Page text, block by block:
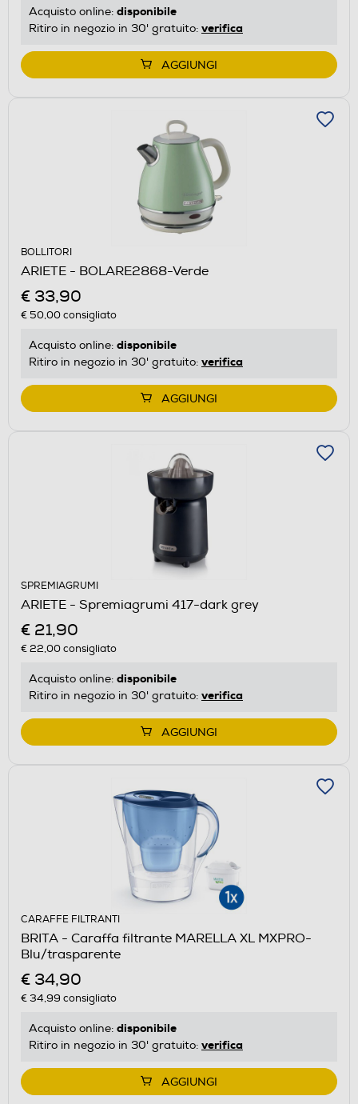
Acquisto online: disponibile
Ritiro in negozio in 30' gratuito: verifica
AGGIUNGI
BOLLITORI
ARIETE - BOLARE2868-Verde
€ 33,90
€ 50,00consigliato
Acquisto online: disponibile
Ritiro in negozio in 30' gratuito: verifica
AGGIUNGI
SPREMIAGRUMI
ARIETE - Spremiagrumi 417-dark grey
€ 21,90
€ 22,00consigliato
Acquisto online: disponibile
Ritiro in negozio in 30' gratuito: verifica
AGGIUNGI
CARAFFE FILTRANTI
BRITA - Caraffa filtrante MARELLA XL MXPRO-
Blu/trasparente
€ 34,90
€ 34,99 consigliato
Acquisto online: disponibile
Ritiro in negozio in 30' gratuito: verifica
AGGIUNGI